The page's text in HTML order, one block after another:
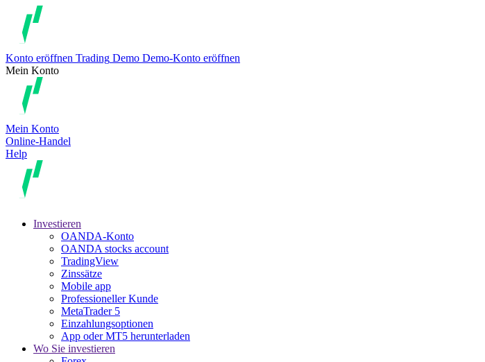
Konto eröffnen Trading Demo Demo-Konto eröffnen
Mein Konto
Mein Konto
Online-Handel
Help
Investieren
OANDA-Konto
OANDA stocks account
TradingView
Zinssätze
Mobile app
Professioneller Kunde
MetaTrader 5
Einzahlungsoptionen
App oder MT5 herunterladen
Wo Sie investieren